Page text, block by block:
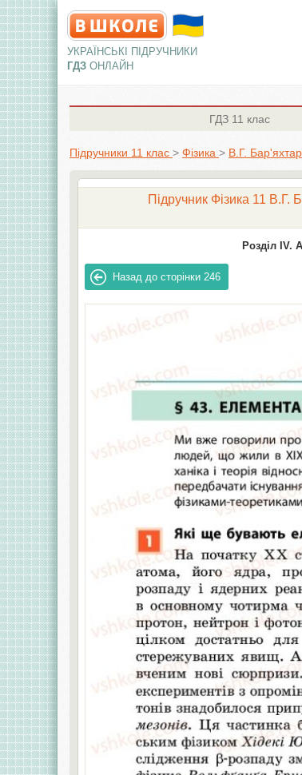
УКРАЇНСЬКІ ПІДРУЧНИКИ
ГДЗ ОНЛАЙН
ГДЗ11 клас
Підручники 11 клас > Фізика > В.Г.
Підручник Фізика 11
Розділ IV.
Назад до сторінки 246